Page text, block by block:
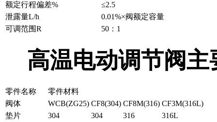
额定行程偏差%
≤2.5
泄露量L/h
0.01%×阀额定容量
可调范围R
50：1
高温电动调节阀
零件名称
零件材料
阀体
WCB(ZG25) CF8(304) CF8M(316) CF3M(316L)
垫片
304 304 316
316L